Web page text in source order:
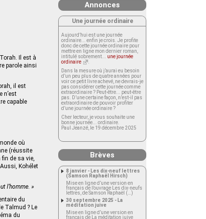
Il est à
parole ainsi
il est
n’est
capable
où
(réussite
de sa vie,
Kohélet
l’homme. »
du
Talmud ? Le
du
Annonces
Une journée ordinaire
Aujourd’hui est une journée
ordinaire... enfin je crois. Je profite
donc de cette journée ordinaire pour
mettre en ligne mon dernier roman,
intitulé sobrement... une journée
ordinaire
Dans la mesure où j’aurai eu besoin
d’un peu plus de quatre années pour
voir ce petit livre achevé, ne devrais-je
pas considérer cette journée comme
extraordinaire ? Peut-être... peut-être
pas. D’une certaine façon, n’est-il pas
extraordinaire de pouvoir profiter
d’une journée ordinaire ?
Cher lecteur, je vous souhaite une
bonne journée... ordinaire.
Paul Jeanzé, le 19 décembre 2025
Brèves
8 janvier - Les dix-neuf lettres
(Samson Raphaël Hirsch)
Mise en ligne d’une version en
français de l’ouvrage Les dix-neufs
lettres, de Samson Raphaël (…)
30 septembre 2025 - La
méditation juive
Mise en ligne d’une version en
français de La méditation juive